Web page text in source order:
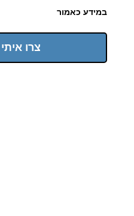
במידע כאמור
צרו